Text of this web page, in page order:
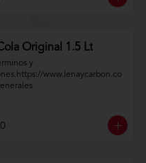
Original 1.5 Lt
y
www.lenaycarbon.co